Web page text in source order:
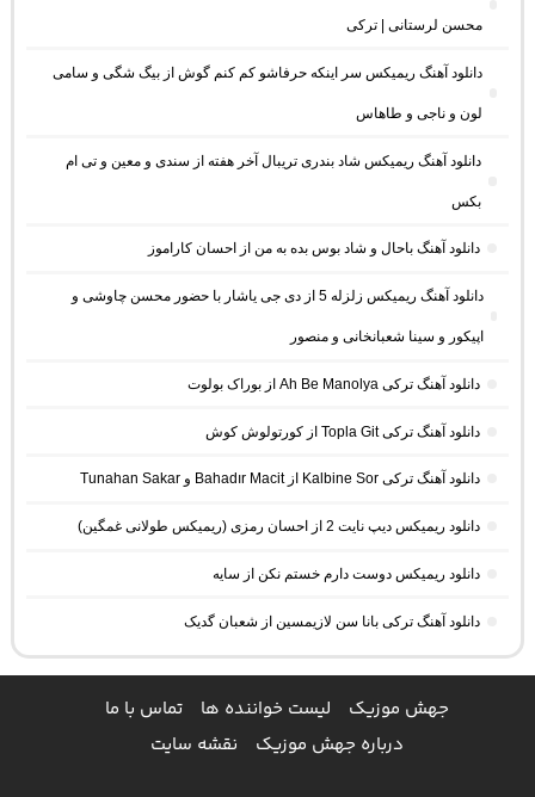
محسن لرستانی | ترکی
دانلود آهنگ ریمیکس سر اینکه حرفاشو کم کنم گوش از بیگ شگی و سامی
لون و ناجی و طاهاس
دانلود آهنگ ریمیکس شاد بندری تریبال آخر هفته از سندی و معین و تی ام
بکس
دانلود آهنگ باحال و شاد بوس بده به من از احسان کاراموز
دانلود آهنگ ریمیکس زلزله 5 از دی جی یاشار با حضور محسن چاوشی و
اپیکور و سینا شعبانخانی و منصور
دانلود آهنگ ترکی Ah Be Manolya از بوراک بولوت
دانلود آهنگ ترکی Topla Git از کورتولوش کوش
دانلود آهنگ ترکی Kalbine Sor از Bahadır Macit و Tunahan Sakar
دانلود ریمیکس دیپ نایت 2 از احسان رمزی (ریمیکس طولانی غمگین)
دانلود ریمیکس دوست دارم خستم نکن از سایه
دانلود آهنگ ترکی بانا سن لازیمسین از شعبان گدیک
جهش موزیک لیست خواننده ها
تماس با ما
درباره جهش موزیک
نقشه سایت